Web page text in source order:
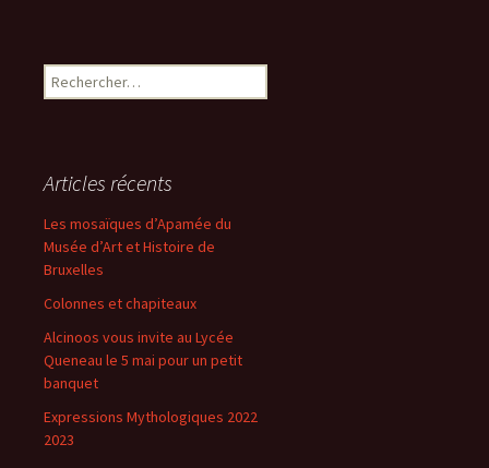
R
e
r
h
e
r
Articles récents
Les mosaïques d’Apamée du
Musée d’Art et Histoire de
Bruxelles
Colonnes et chapiteaux
Alcinoos vous invite au Lycée
Queneau le 5 mai pour un petit
banquet
Expressions Mythologiques 2022
2023